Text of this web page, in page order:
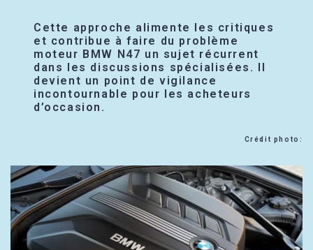
Cette approche alimente les critiques
et contribue à faire du problème
moteur BMW N47 un sujet récurrent
dans les discussions spécialisées. Il
devient un point de vigilance
incontournable pour les acheteurs
d’occasion.
Crédit photo: